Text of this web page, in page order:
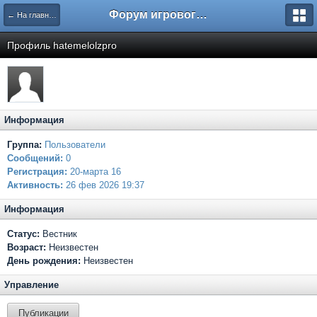
← На главную Форум игрового проекта Riverrise
Профиль hatemelolzpro
Информация
Группа: Пользователи
Сообщений: 0
Регистрация: 20-марта 16
Активность: 26 фев 2026 19:37
Информация
Статус: Вестник
Возраст: Неизвестен
День рождения: Неизвестен
Управление
Публикации